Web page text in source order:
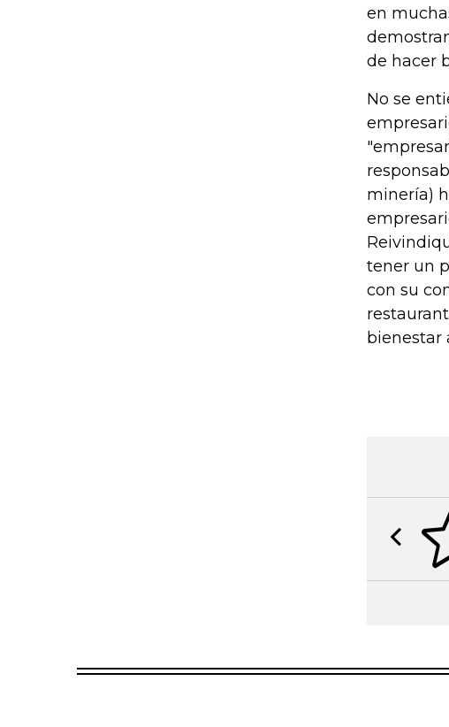
en
de hacer
No se
minería)
tener un
con su
bienestar